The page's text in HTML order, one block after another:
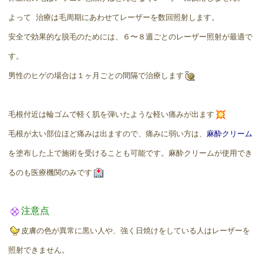
よって 治療は毛周期にあわせてレーザーを数回照射します。
安全で効果的な脱毛のためには、６〜８週ごとのレーザー照射が最適で
す。
男性のヒゲの場合は１ヶ月ごとの間隔で治療します
毛根付近は輪ゴムで軽く肌を弾いたような軽い痛みが出ます
毛根が太い部位ほど痛みは出ますので、痛みに弱い方は、 麻酔クリーム
を塗布した上で施術を受けることも可能です。麻酔クリームが使用でき
るのも医療機関のみです
注意点
皮膚の色が異常に黒い人や、強く日焼けをしている人はレーザーを
照射できません。